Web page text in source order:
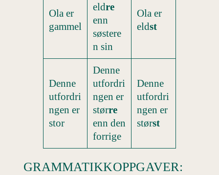
Ola er
gammel
eldre
enn
søstere
n sin
Ola er
eldst
Denne
utfordri
ngen er
stor
Denne
utfordri
ngen er
større
enn den
forrige
Denne
utfordri
ngen er
størst
GRAMMATIKKOPPGAVER: